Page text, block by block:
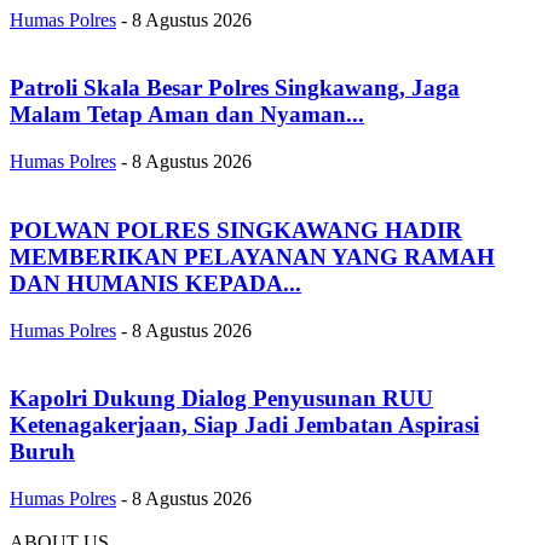
Humas Polres - 8 Agustus 2026
Patroli Skala Besar Polres Singkawang, Jaga
Malam Tetap Aman dan Nyaman...
Humas Polres - 8 Agustus 2026
POLWAN POLRES SINGKAWANG HADIR
MEMBERIKAN PELAYANAN YANG RAMAH
DAN HUMANIS KEPADA...
Humas Polres - 8 Agustus 2026
Kapolri Dukung Dialog Penyusunan RUU
Ketenagakerjaan, Siap Jadi Jembatan Aspirasi
Buruh
Humas Polres - 8 Agustus 2026